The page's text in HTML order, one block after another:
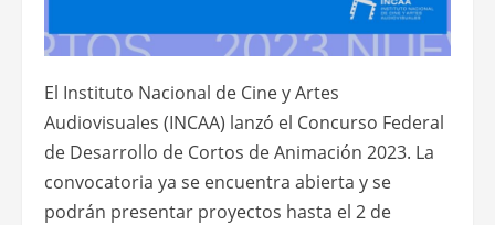
El Instituto Nacional de Cine y Artes
Audiovisuales (INCAA) lanzó el Concurso Federal
de Desarrollo de Cortos de Animación 2023. La
convocatoria ya se encuentra abierta y se
podrán presentar proyectos hasta el 2 de